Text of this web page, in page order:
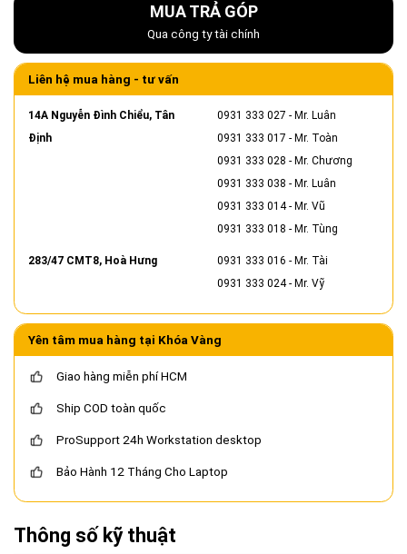
MUA TRẢ GÓP
Qua công ty tài chính
Liên hệ mua hàng - tư vấn
14A Nguyễn Đình Chiểu, Tân
Định
0931 333 027 - Mr. Luân
0931 333 017 - Mr. Toàn
0931 333 028 - Mr. Chương
0931 333 038 - Mr. Luân
0931 333 014- Mr. Vũ
0931 333 018 - Mr. Tùng
283/47 CMT8, Hoà Hưng 0931 333 016 - Mr. Tài
0931 333 024- Mr. Vỹ
Yên tâm mua hàng tại Khóa Vàng
Giao hàng miễn phí HCM
Ship COD toàn quốc
ProSupport 24h Workstation desktop
Bảo Hành 12 Tháng Cho Laptop
Thông số kỹ thuật